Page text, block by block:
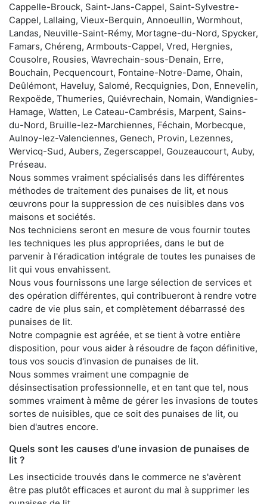
Cappelle-Brouck, Saint-Jans-Cappel, Saint-Sylvestre-
Cappel, Lallaing, Vieux-Berquin, Annoeullin, Wormhout,
Landas, Neuville-Saint-Rémy, Mortagne-du-Nord, Spycker,
Famars, Chéreng, Armbouts-Cappel, Vred, Hergnies,
Cousolre, Rousies, Wavrechain-sous-Denain, Erre,
Bouchain, Pecquencourt, Fontaine-Notre-Dame, Ohain,
Deûlémont, Haveluy, Salomé, Recquignies, Don, Ennevelin,
Rexpoëde, Thumeries, Quiévrechain, Nomain, Wandignies-
Hamage, Watten, Le Cateau-Cambrésis, Marpent, Sains-
du-Nord, Bruille-lez-Marchiennes, Féchain, Morbecque,
Aulnoy-lez-Valenciennes, Genech, Provin, Lezennes,
Wervicq-Sud, Aubers, Zegerscappel, Gouzeaucourt, Auby,
Préseau.
Nous sommes vraiment spécialisés dans les différentes
méthodes de traitement des punaises de lit, et nous
œuvrons pour la suppression de ces nuisibles dans vos
maisons et sociétés.
Nos techniciens seront en mesure de vous fournir toutes
les techniques les plus appropriées, dans le but de
parvenir à l'éradication intégrale de toutes les punaises de
lit qui vous envahissent.
Nous vous fournissons une large sélection de services et
des opération différentes, qui contribueront à rendre votre
cadre de vie plus sain, et complètement débarrassé des
punaises de lit.
Notre compagnie est agréée, et se tient à votre entière
disposition, pour vous aider à résoudre de façon définitive,
tous vos soucis d'invasion de punaises de lit.
Nous sommes vraiment une compagnie de
désinsectisation professionnelle, et en tant que tel, nous
sommes vraiment à même de gérer les invasions de toutes
sortes de nuisibles, que ce soit des punaises de lit, ou
bien d'autres encore.
Quels sont les causes d'une invasion de punaises de
lit ?
Les insecticide trouvés dans le commerce ne s'avèrent
être pas plutôt efficaces et auront du mal à supprimer les